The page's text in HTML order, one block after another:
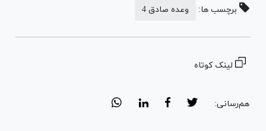
برچسب ها: وعده صادق 4
لینک کوتاه
هم‌رسانی: